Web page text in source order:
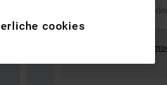
Where can I find the
anzubieten
cookies